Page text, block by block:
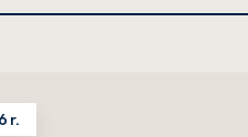
r.